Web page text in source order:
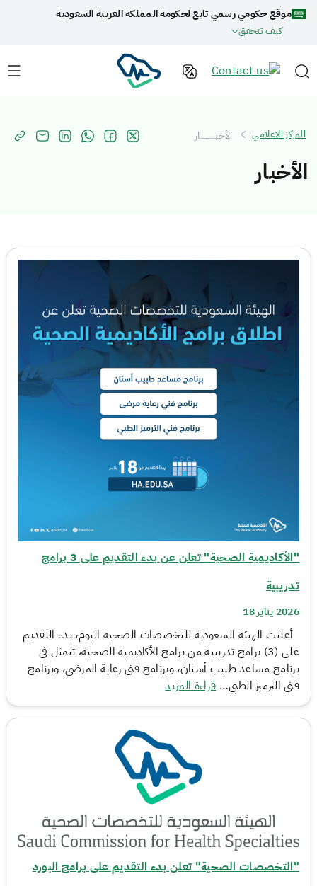
موقع حكومي رسمي تابع لحكومة المملكة العربية السعودية
كيف تتحقق
المركز الاعلامي الأخبـــــــــار
الأخبار
"الأكاديمية الصحية" تعلن عن بدء التقديم على 3 برامج
تدريبية
2026 يناير 18
أعلنت الهيئة السعودية للتخصصات الصحية اليوم، بدء التقديم
على (3) برامج تدريبية من برامج الأكاديمية الصحية، تتمثل في
برنامج مساعد طبيب أسنان، وبرنامج فني رعاية المرضى، وبرنامج
فني الترميز الطبي…قراءة المزيد
"التخصصات الصحية" تعلن بدء التقديم على برامج البورد